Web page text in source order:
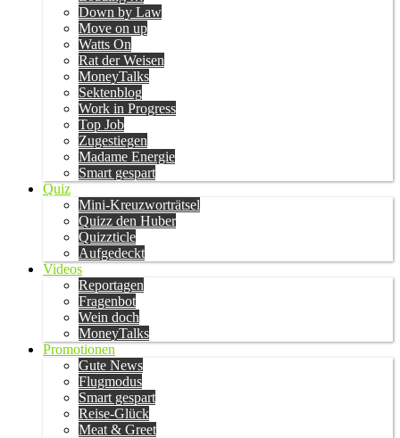
Down by Law
Move on up
Watts On
Rat der Weisen
MoneyTalks
Sektenblog
Work in Progress
Top Job
Zugestiegen
Madame Energie
Smart gespart
Quiz
Mini-Kreuzworträtsel
Quizz den Huber
Quizzticle
Aufgedeckt
Videos
Reportagen
Fragenbot
Wein doch
MoneyTalks
Promotionen
Gute News
Flugmodus
Smart gespart
Reise-Glück
Meat & Greet